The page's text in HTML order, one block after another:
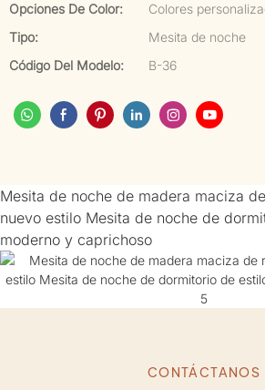
Opciones De Color:
Colores
Tipo:
Mesita de noche
Código Del Modelo:
B-36
Mesita de noche de madera maciza
nuevo estilo Mesita de noche de
moderno y caprichoso
CONTÁCTANOS